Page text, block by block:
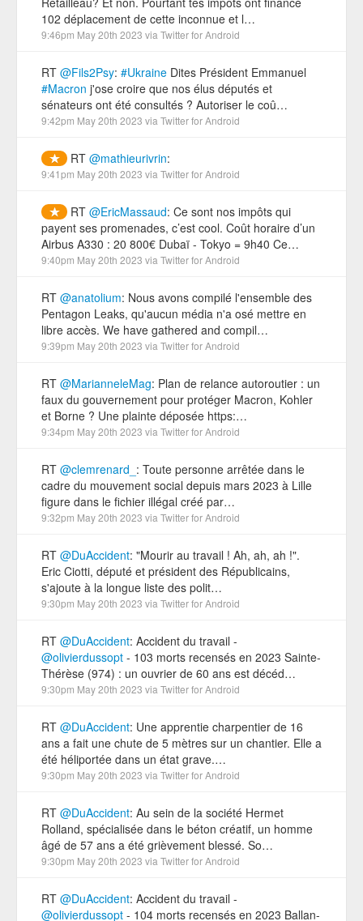
102 déplacement de cette inconnue et l…
9:46pm May 20th 2023 via Twitter for Android
RT @Fils2Psy: #Ukraine Dites Président Emmanuel
#Macron j'ose croire que nos élus députés et
sénateurs ont été consultés ? Autoriser le coû…
9:42pm May 20th 2023 via Twitter for Android
RT @mathieurivrin:
9:41pm May 20th 2023 via Twitter for Android
RT @EricMassaud: Ce sont nos impôts qui
payent ses promenades, c’est cool. Coût horaire d’un
Airbus A330 : 20 800€ Dubaï - Tokyo = 9h40 Ce…
9:40pm May 20th 2023 via Twitter for Android
RT @anatolium: Nous avons compilé l'ensemble des
Pentagon Leaks, qu'aucun média n'a osé mettre en
libre accès. We have gathered and compil…
9:39pm May 20th 2023 via Twitter for Android
RT @MarianneleMag: Plan de relance autoroutier : un
faux du gouvernement pour protéger Macron, Kohler
et Borne ? Une plainte déposée https:…
9:34pm May 20th 2023 via Twitter for Android
RT @clemrenard_ : Toute personne arrêtée dans le
cadre du mouvement social depuis mars 2023 à Lille
figure dans le fichier illégal créé par…
9:32pm May 20th 2023 via Twitter for Android
RT @DuAccident: "Mourir au travail ! Ah, ah, ah !".
Eric Ciotti, député et président des Républicains,
s'ajoute à la longue liste des polit…
9:30pm May 20th 2023 via Twitter for Android
RT @DuAccident: Accident du travail -
@olivierdussopt - 103 morts recensés en 2023 Sainte-
Thérèse (974) : un ouvrier de 60 ans est décéd…
9:30pm May 20th 2023 via Twitter for Android
RT @DuAccident: Une apprentie charpentier de 16
ans a fait une chute de 5 mètres sur un chantier. Elle a
été héliportée dans un état grave.…
9:30pm May 20th 2023 via Twitter for Android
RT @DuAccident: Au sein de la société Hermet
Rolland, spécialisée dans le béton créatif, un homme
âgé de 57 ans a été grièvement blessé. So…
9:30pm May 20th 2023 via Twitter for Android
RT @DuAccident: Accident du travail -
@olivierdussopt - 104 morts recensés en 2023 Ballan-